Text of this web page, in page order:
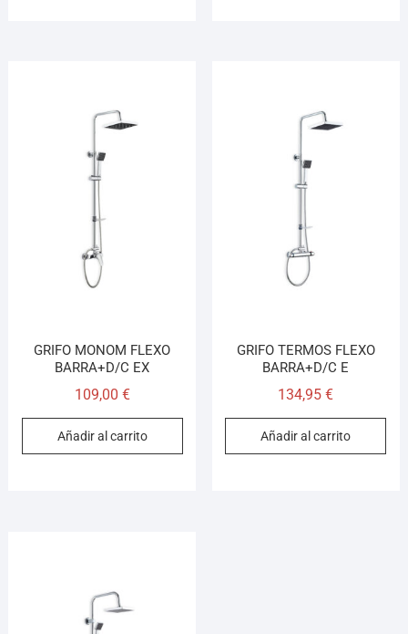
GRIFO MONOM FLEXO
BARRA+D/C EX
109,00 €
Añadir al carrito
GRIFO TERMOS FLEXO
BARRA+D/C E
134,95€
Añadir al carrito